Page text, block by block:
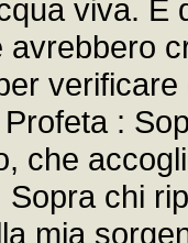
viva. E
avrebbero
:
che
Sopra chi
mia